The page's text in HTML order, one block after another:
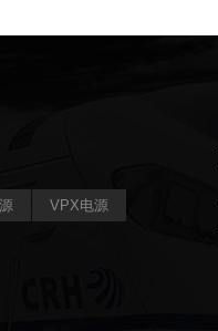
VPX电源